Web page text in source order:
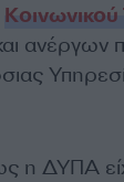
ανέργων
η ΔΥΠΑ